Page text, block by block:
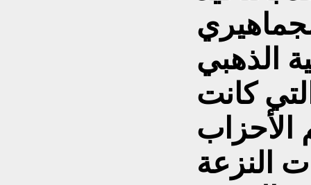
الذهبي
كانت
الأحزاب
النزعة